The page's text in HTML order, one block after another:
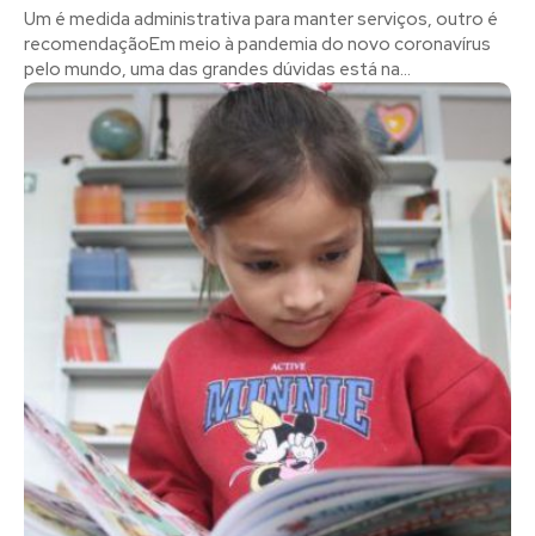
Um é medida administrativa para manter serviços, outro é
recomendação​Em meio à pandemia do novo coronavírus
pelo mundo, uma das grandes dúvidas está na...